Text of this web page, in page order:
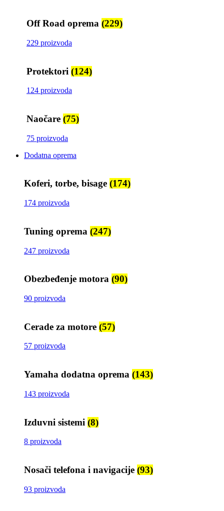
Off Road oprema (229)
229 proizvoda
Protektori (124)
124 proizvoda
Naočare (75)
75 proizvoda
Dodatna oprema
Koferi, torbe, bisage (174)
174 proizvoda
Tuning oprema (247)
247 proizvoda
Obezbeđenje motora (90)
90 proizvoda
Cerade za motore (57)
57 proizvoda
Yamaha dodatna oprema (143)
143 proizvoda
Izduvni sistemi (8)
8 proizvoda
Nosači telefona i navigacije (93)
93 proizvoda